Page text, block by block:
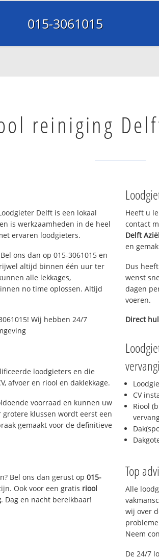
015-3061015
reiniging
Delft is een lokaal
is werkzaamheden in de heel
ervaren loodgieters.
ons dan op 015-3061015 en
altijd binnen één uur ter
alle lekkages,
no time oplossen. Altijd
Wij hebben 24/7
loodgieters en die
afvoer en riool en daklekkage.
voorraad en kunnen uw
klussen wordt eerst een
gemaakt voor de definitieve
Bel ons dan gerust op015-
Ook voor een gratis riool
. Dag en nacht bereikbaar!
Heeft u
contact
Delft
en
Dus
wenst
dagen
voeren.
Direct
CV
Riool
Top
Alle
wij over
Neem
De 24/7